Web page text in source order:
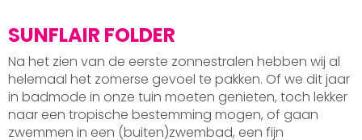
SUNFLAIR FOLDER
Na het zien van de eerste zonnestralen hebben wij al
helemaal het zomerse gevoel te pakken. Of we dit jaar
in badmode in onze tuin moeten genieten, toch lekker
naar een tropische bestemming mogen, of gaan
zwemmen in een (buiten)zwembad, een fijn